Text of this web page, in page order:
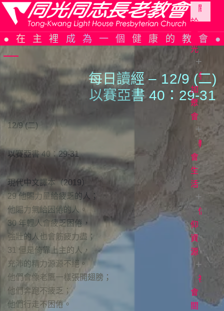
Skip
to
content
在主裡成為一個健康的教會
關
於
同
光
同
光
簡
史
組
織
架
構
信
仰
告
白
見
問
題
場
參
加
聚
會
教
會
週
報
日
直
播
聚
會
時
間
教
會
生
活
道
與
生
命
故
事
各
信
仰
資
源
日
讀
社
會
關
每日讀經 – 12/9 (二)
以賽亞書 40：29-31
12/9 (二)
以賽亞書 40：29-31
現代中文譯本（2019）
29 他賜力量給疲乏的人；
他賜力氣給困倦的人。
30 年輕人會疲乏困倦，
強壯的人也會筋疲力盡；
31 但是倚靠上主的人，
充沛的精力源源不絕。
他們會像老鷹一樣張開翅膀；
他們奔跑不疲乏；
他們行走不困倦。